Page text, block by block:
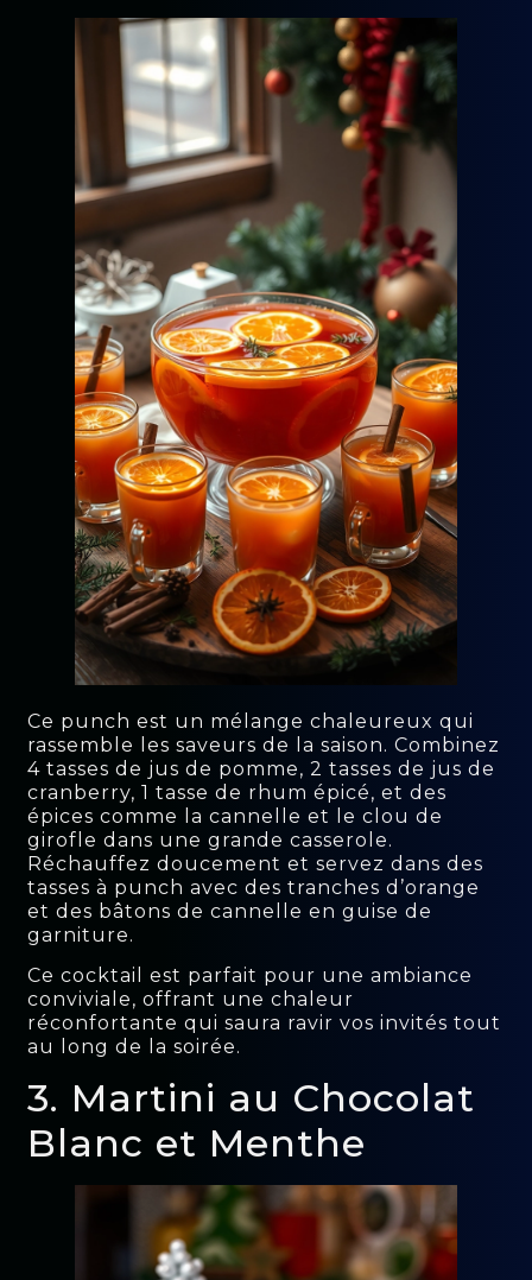
Ce punch est un mélange chaleureux qui
rassemble les saveurs de la saison. Combinez
4 tasses de jus de pomme, 2 tasses de jus de
cranberry, 1 tasse de rhum épicé, et des
épices comme la cannelle et le clou de
girofle dans une grande casserole.
Réchauffez doucement et servez dans des
tasses à punch avec des tranches d’orange
et des bâtons de cannelle en guise de
garniture.
Ce cocktail est parfait pour une ambiance
conviviale, offrant une chaleur
réconfortante qui saura ravir vos invités tout
au long de la soirée.
3. Martini au Chocolat
Blanc et Menthe